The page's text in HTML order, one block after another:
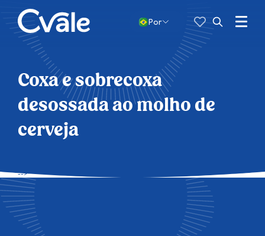
Por
por:
Abrir
Menu
Coxa e sobrecoxa
desossada ao molho de
cerveja
-->